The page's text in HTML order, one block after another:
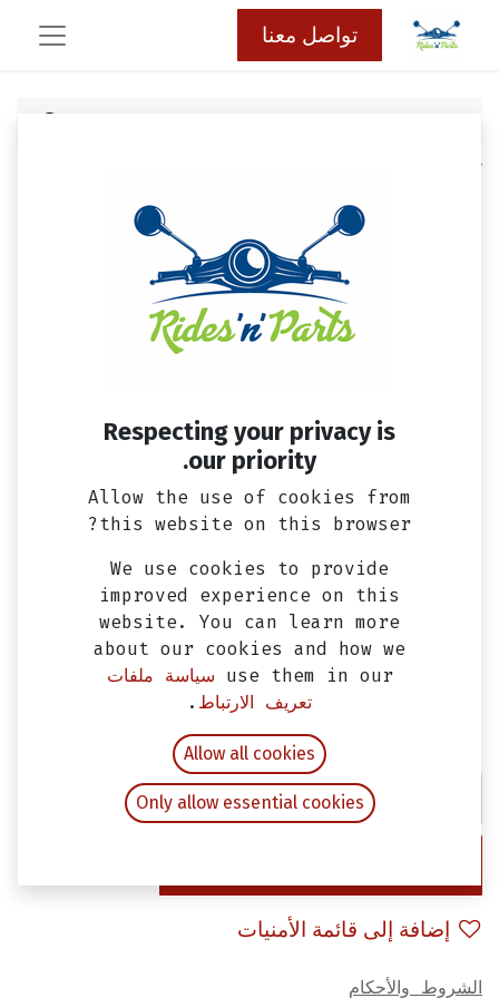
تواصل معنا
كافة المنتجات
مكنه ستوب باكم امامي
شامل ضريبة القيمة المضافة
إضافة إلى قائمة الأمنيات
الشروط والأحكام
Respecting your privacy is
our priority.
Allow the use of cookies from
this website on this browser?
We use cookies to provide
improved experience on this
website. You can learn more
about our cookies and how we
use them in our سياسة ملفات
تعريف الارتباط .
Allow all cookies
Only allow essential cookies